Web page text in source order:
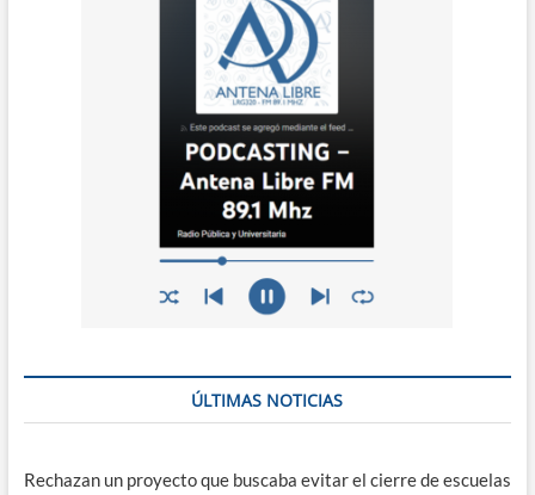
ÚLTIMAS NOTICIAS
Rechazan un proyecto que buscaba evitar el cierre de escuelas